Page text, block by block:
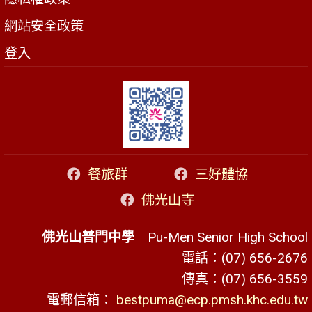
網站安全政策
登入
餐旅群
三好體協
佛光山寺
佛光山普門中學 Pu-Men Senior High School
電話：(07) 656-2676
傳真：(07) 656-3559
電郵信箱： bestpuma@ecp.pmsh.khc.edu.tw